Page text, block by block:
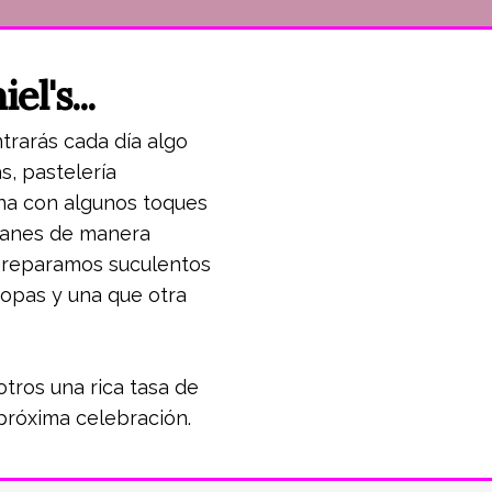
cada día algo
pastelería
con algunos toques
de manera
suculentos
y una que otra
una rica tasa de
celebración.